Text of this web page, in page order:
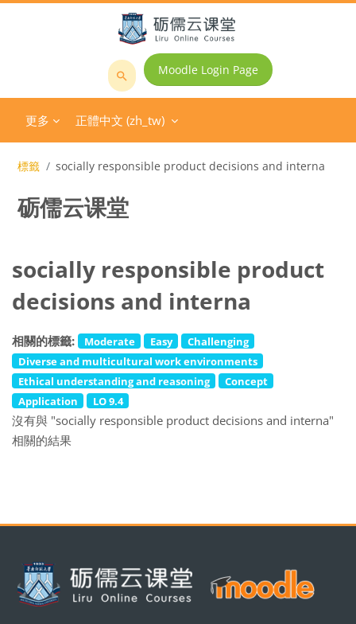
搜
課
程
Moodle Login Page
更多 正體中文 ‎(zh_tw)‎
標籤 socially responsible product decisions and interna
砺儒云课堂
socially responsible product
decisions and interna
相關的標籤: Moderate Easy
Challenging
Diverse and multicultural work environments
Ethical understanding and reasoning
Concept
Application
LO 9.4
沒有與 "socially responsible product decisions and interna"
相關的結果
區塊